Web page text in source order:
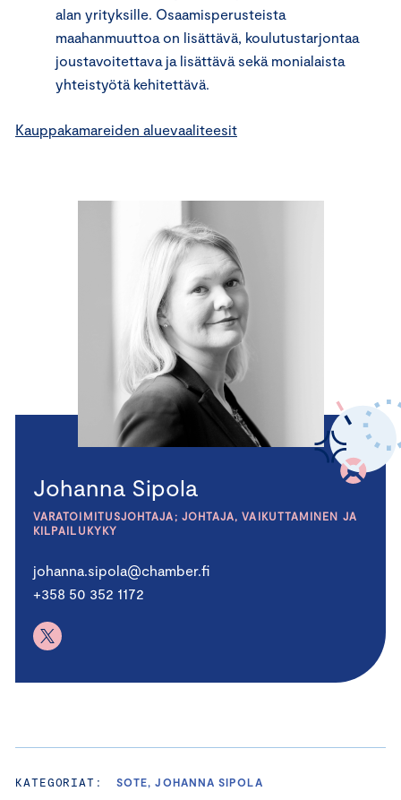
alan yrityksille. Osaamisperusteista
maahanmuuttoa on lisättävä, koulutustarjontaa
joustavoitettava ja lisättävä sekä monialaista
yhteistyötä kehitettävä.
Kauppakamareiden aluevaaliteesit
Johanna Sipola
VARATOIMITUSJOHTAJA; JOHTAJA, VAIKUTTAMINEN JA
KILPAILUKYKY
johanna.sipola@chamber.fi
+358 50 352 1172
KATEGORIAT: SOTE, JOHANNA SIPOLA